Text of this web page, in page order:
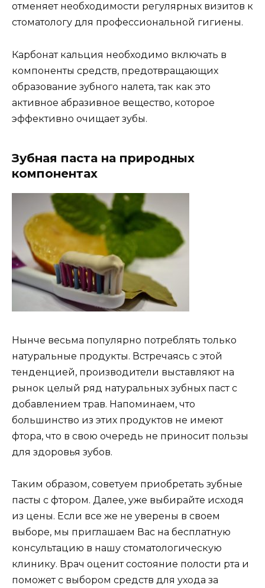
отменяет необходимости регулярных визитов к
стоматологу для профессиональной гигиены.
Карбонат кальция необходимо включать в
компоненты средств, предотвращающих
образование зубного налета, так как это
активное абразивное вещество, которое
эффективно очищает зубы.
Зубная паста на природных
компонентах
Нынче весьма популярно потреблять только
натуральные продукты. Встречаясь с этой
тенденцией, производители выставляют на
рынок целый ряд натуральных зубных паст с
добавлением трав. Напоминаем, что
большинство из этих продуктов не имеют
фтора, что в свою очередь не приносит пользы
для здоровья зубов.
Таким образом, советуем приобретать зубные
пасты с фтором. Далее, уже выбирайте исходя
из цены. Если все же не уверены в своем
выборе, мы приглашаем Вас на бесплатную
консультацию в нашу стоматологическую
клинику. Врач оценит состояние полости рта и
поможет с выбором средств для ухода за